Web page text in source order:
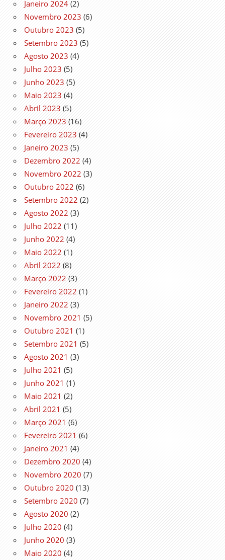
Janeiro 2024 (2)
Novembro 2023 (6)
Outubro 2023 (5)
Setembro 2023 (5)
Agosto 2023 (4)
Julho 2023 (5)
Junho 2023 (5)
Maio 2023 (4)
Abril 2023 (5)
Março 2023 (16)
Fevereiro 2023 (4)
Janeiro 2023 (5)
Dezembro 2022 (4)
Novembro 2022 (3)
Outubro 2022 (6)
Setembro 2022 (2)
Agosto 2022 (3)
Julho 2022 (11)
Junho 2022 (4)
Maio 2022 (1)
Abril 2022 (8)
Março 2022 (3)
Fevereiro 2022 (1)
Janeiro 2022 (3)
Novembro 2021 (5)
Outubro 2021 (1)
Setembro 2021 (5)
Agosto 2021 (3)
Julho 2021 (5)
Junho 2021 (1)
Maio 2021 (2)
Abril 2021 (5)
Março 2021 (6)
Fevereiro 2021 (6)
Janeiro 2021 (4)
Dezembro 2020 (4)
Novembro 2020 (7)
Outubro 2020 (13)
Setembro 2020 (7)
Agosto 2020 (2)
Julho 2020 (4)
Junho 2020 (3)
Maio 2020 (4)